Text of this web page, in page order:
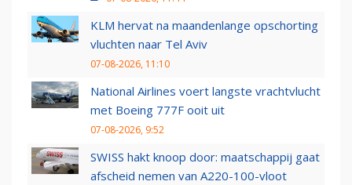
KLM hervat na maandenlange opschorting
vluchten naar Tel Aviv
07-08-2026, 11:10
National Airlines voert langste vrachtvlucht
met Boeing 777F ooit uit
07-08-2026, 9:52
SWISS hakt knoop door: maatschappij gaat
afscheid nemen van A220-100-vloot